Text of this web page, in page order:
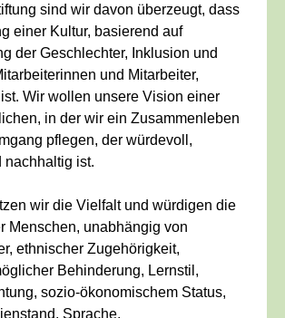
sind wir davon überzeugt, dass
einer Kultur, basierend auf
der Geschlechter, Inklusion und
und Mitarbeiter,
Wir wollen unsere Vision einer
in der wir ein Zusammenleben
pflegen, der würdevoll,
nachhaltig ist.
wir die Vielfalt und würdigen die
Menschen, unabhängig von
ethnischer Zugehörigkeit,
Behinderung, Lernstil,
sozio-ökonomischem Status,
Sprache,